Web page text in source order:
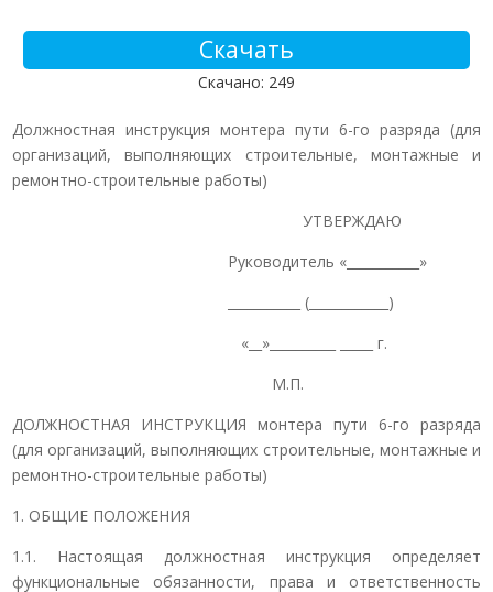
Скачать
Скачано: 249
Должностная инструкция монтера пути 6-го разряда (для
организаций, выполняющих строительные, монтажные и
ремонтно-строительные работы)
УТВЕРЖДАЮ
Руководитель «___________»
___________ (____________)
«__»__________ _____ г.
М.П.
ДОЛЖНОСТНАЯ ИНСТРУКЦИЯ монтера пути 6-го разряда
(для организаций, выполняющих строительные, монтажные и
ремонтно-строительные работы)
1. ОБЩИЕ ПОЛОЖЕНИЯ
1.1. Настоящая должностная инструкция определяет
функциональные обязанности, права и ответственность